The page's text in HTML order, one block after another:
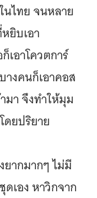
ไทย จนหลาย
ยิบเอา
อาโควตการ์
งคนก็เอาคอส
มา จึงทำให้มุม
ดยปริยาย
ยากมากๆ ไม่มี
เอง หาวิกจาก